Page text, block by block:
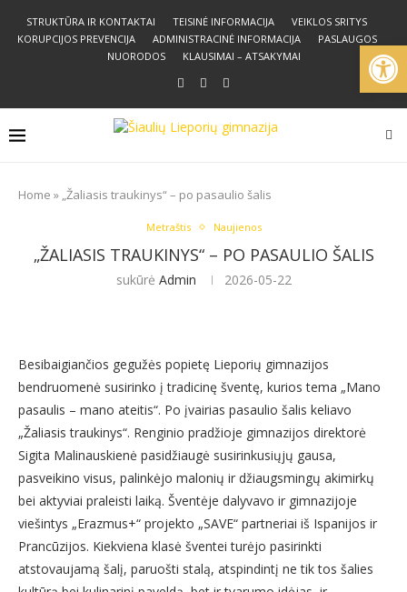
STRUKTŪRA IR KONTAKTAI TEISINĖ INFORMACIJA
VEIKLOS SRITYS
KORUPCIJOS PREVENCIJA
ADMINISTRACINĖ INFORMACIJA
PASLAUGOS
NUORODOS
KLAUSIMAI – ATSAKYMAI
Home » „Žaliasis traukinys“ – po pasaulio šalis
Metraštis Naujienos
„ŽALIASIS TRAUKINYS“ – PO PASAULIO ŠALIS
sukūrė Admin 2026-05-22
Besibaigiančios gegužės popietę Lieporių gimnazijos
bendruomenė susirinko į tradicinę šventę, kurios tema „Mano
pasaulis – mano ateitis“. Po įvairias pasaulio šalis keliavo
„Žaliasis traukinys“. Renginio pradžioje gimnazijos direktorė
Sigita Malinauskienė pasidžiaugė susirinkusiųjų gausa,
pasveikino visus, palinkėjo malonių ir džiaugsmingų akimirkų
bei aktyviai praleisti laiką. Šventėje dalyvavo ir gimnazijoje
viešintys „Erazmus+“ projekto „SAVE“ partneriai iš Ispanijos ir
Prancūzijos. Kiekviena klasė šventei turėjo pasirinkti
atstovaujamą šalį, paruošti stalą, atspindintį ne tik tos šalies